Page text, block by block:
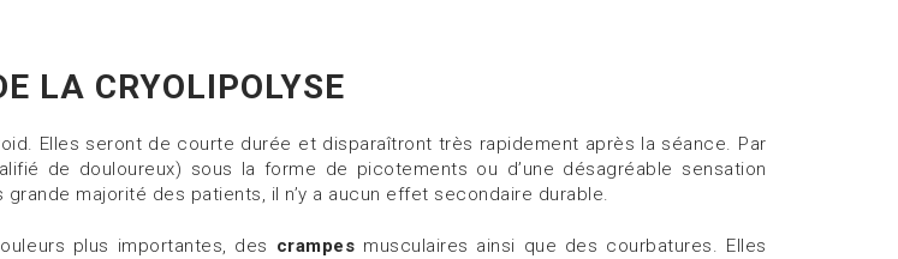
LA CRYOLIPOLYSE
Elles seront de courte durée et disparaîtront très rapidement après la séance. Par
de douloureux) sous la forme de picotements ou d’une désagréable sensation
majorité des patients, il n’y a aucun effet secondaire durable.
plus importantes, des crampes musculaires ainsi que des courbatures. Elles